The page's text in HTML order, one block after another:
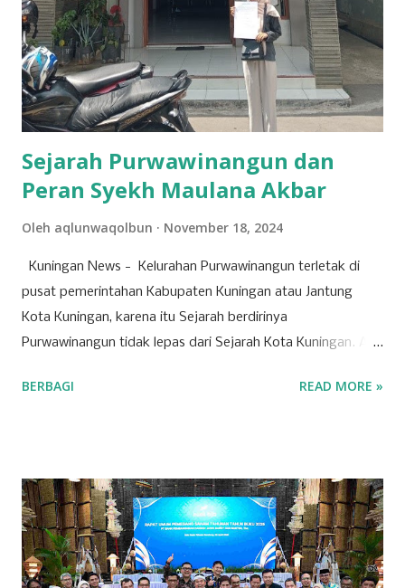
tepat dan kemampuan menyesuaikan diri dengan
kebutuhan pasar yang dinamis. Selain ritel, sektor properti
dan konstruksi juga menjadi pilar penting bagi
perekonomian Kuningan. Beberapa perusahaan besar di
bidang ini terlibat dalam pembangunan infrastruktur yang
tidak hanya bermanfaat bagi daerah, tetapi...
Sejarah Purwawinangun dan
Peran Syekh Maulana Akbar
Oleh aqlunwaqolbun November 18, 2024
Kuningan News - Kelurahan Purwawinangun terletak di
pusat pemerintahan Kabupaten Kuningan atau Jantung
Kota Kuningan, karena itu Sejarah berdirinya
Purwawinangun tidak lepas dari Sejarah Kota Kuningan. Ada
melakukan perjalanan ke Pasembangan yang meneruskan
sampai ke daerah sekitar Kota Kuningan pada waktu itu
dikenal dengan “Kejene” yang artinya Kuning dan
penduduknya menganut agama Hindu (Agama Sanghiang).
Pemerintahan Kajene yang terletak di Blok Sidapurna Desa
BERBAGI READ MORE »